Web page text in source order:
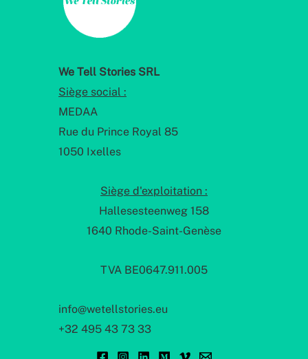
We Tell Stories SRL
Siège social :
MEDAA
Rue du Prince Royal 85
1050 Ixelles
Siège d'exploitation :
Hallesesteenweg 158
1640 Rhode-Saint-Genèse
TVA BE0647.911.005
info@wetellstories.eu
+32 495 43 73 33